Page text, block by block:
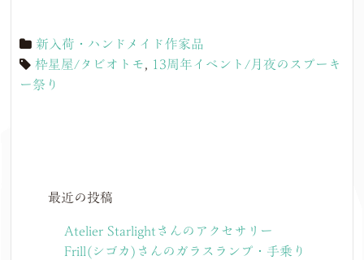
新入荷・ハンドメイド作家品
枠星屋/タビオトモ
13周年イベント/月夜のスプーキ
ー祭り
最近の投稿
Atelier Starlightさんのアクセサリー
Frill(シゴカ)さんのガラスランプ・手乗り